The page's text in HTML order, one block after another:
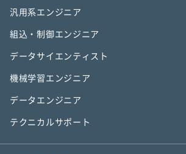
汎用系エンジニア
組込・制御エンジニア
データサイエンティスト
機械学習エンジニア
データエンジニア
テクニカルサポート